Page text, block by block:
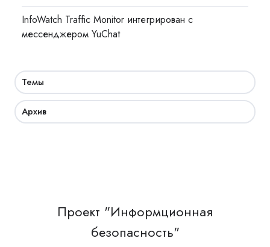
InfoWatch Traffic Monitor интегрирован с
мессенджером YuChat
Темы
Архив
Проект "Информционная
безопасность"